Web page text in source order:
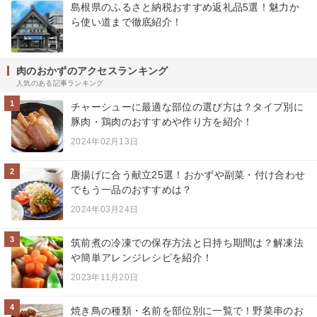
島根県のふるさと納税おすすめ返礼品5選！魅力か
ら使い道まで徹底紹介！
肉のおかずのアクセスランキング
人気のある記事ランキング
1
チャーシューに最適な部位の選び方は？タイプ別に
豚肉・鶏肉のおすすめや作り方を紹介！
2024年02月13日
2
唐揚げに合う献立25選！おかずや副菜・付け合わせ
でもう一品のおすすめは？
2024年03月24日
3
筑前煮の冷凍での保存方法と日持ち期間は？解凍法
や簡単アレンジレシピを紹介！
2023年11月20日
4
焼き鳥の種類・名前を部位別に一覧で！野菜串のお